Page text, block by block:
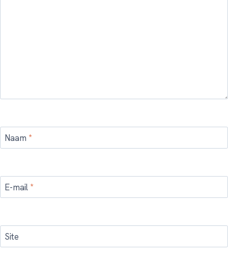
Naam *
E-mail *
Site